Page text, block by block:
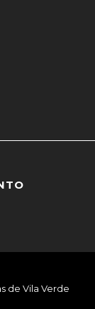
de Vila Verde